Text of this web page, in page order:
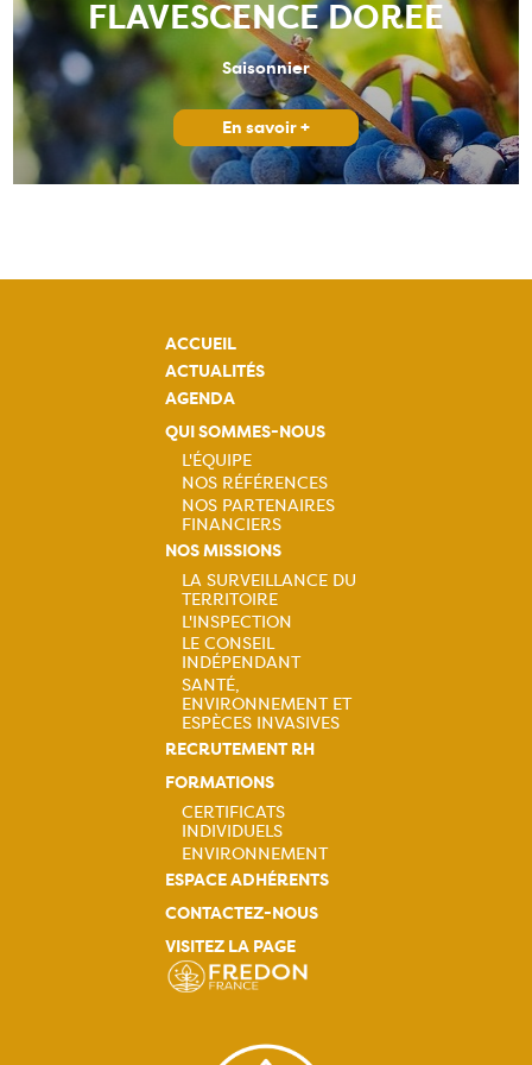
FLAVESCENCE DOREE
Saisonnier
En savoir +
ACCUEIL
ACTUALITÉS
AGENDA
QUI SOMMES-NOUS
Navigation
principale
L'ÉQUIPE
NOS RÉFÉRENCES
NOS PARTENAIRES
FINANCIERS
NOS MISSIONS
Navigation
principale
LA SURVEILLANCE DU
TERRITOIRE
L'INSPECTION
LE CONSEIL
INDÉPENDANT
SANTÉ,
ENVIRONNEMENT ET
ESPÈCES INVASIVES
RECRUTEMENT RH
FORMATIONS
Navigation
principale
CERTIFICATS
INDIVIDUELS
ENVIRONNEMENT
ESPACE ADHÉRENTS
CONTACTEZ-NOUS
VISITEZ LA PAGE